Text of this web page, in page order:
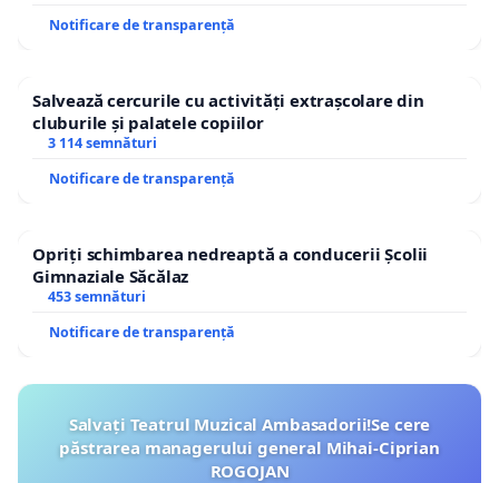
Notificare de transparență
Salvează cercurile cu activități extrașcolare din
cluburile și palatele copiilor
3 114 semnături
Notificare de transparență
Opriți schimbarea nedreaptă a conducerii Școlii
Gimnaziale Săcălaz
453 semnături
Notificare de transparență
Salvați Teatrul Muzical Ambasadorii!Se cere
păstrarea managerului general Mihai-Ciprian
ROGOJAN